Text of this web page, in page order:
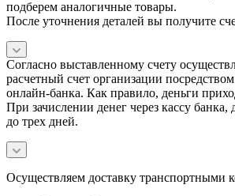
подберем аналогичные товары.
После уточнения деталей вы получите
Согласно выставленному счету
расчетный счет организации
онлайн-банка. Как правило, деньги
При зачислении денег через кассу банка,
до трех дней.
Осуществляем доставку транспортными